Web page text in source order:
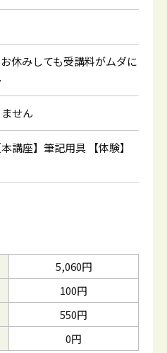
休みしても受講料がムダに
せん
講座】筆記用具 【体験】
5,060円
100円
550円
0円